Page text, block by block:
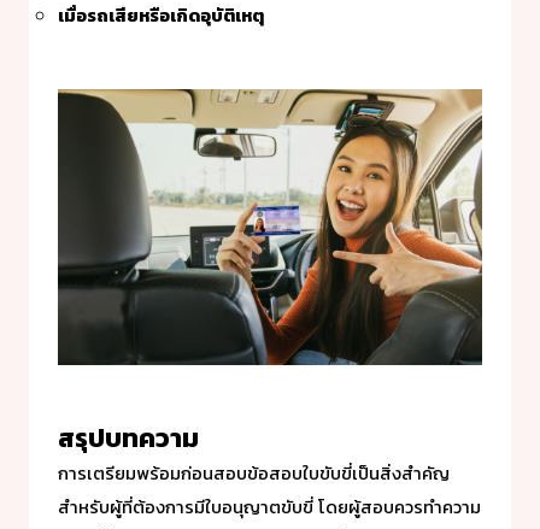
เมื่อรถเสียหรือเกิดอุบัติเหตุ
สรุปบทความ
การเตรียมพร้อมก่อนสอบข้อสอบใบขับขี่เป็นสิ่งสำคัญ
สำหรับผู้ที่ต้องการมีใบอนุญาตขับขี่ โดยผู้สอบควรทำความ